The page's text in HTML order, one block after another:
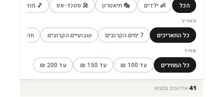
הכל 👶 ילדים 🎭 תיאטרון 🎤 סטנד-אפ 🎵 מוזיקה
תאריך
כל התאריכים 7 ימים הקרובים שבועיים הקרובים חודש הקרוב
מחיר
כל המחירים עד 100 ₪ עד 150 ₪ עד 200 ₪
41 אירועים נמצאו